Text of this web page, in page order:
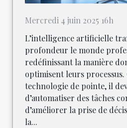
Mercredi 4 juin 2025 16h
L’intelligence artificielle
profondeur le monde
redéfinissant la manière
optimisent leurs processus.
technologie de pointe, il
d’automatiser des tâches
d’améliorer la prise de
la...